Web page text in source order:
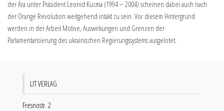
der Ära unter Präsident Leonid Kucma (1994 – 2004) scheinen dabei auch nach
der Orange Revolution weitgehend intakt zu sein. Vor diesem Hintergrund
werden in der Arbeit Motive, Auswirkungen und Grenzen der
Parlamentarisierung des ukrainischen Regierungssystems ausgelotet.
LIT VERLAG
Fresnostr. 2